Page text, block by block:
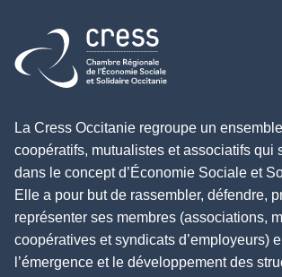
Retour à l'accueil
La Cress Occitanie regroupe un
coopératifs, mutualistes et associatifs qui
dans le concept d’Économie Sociale et
Elle a pour but de rassembler, défendre,
représenter ses membres (associations,
coopératives et syndicats d’employeurs)
l’émergence et le développement des